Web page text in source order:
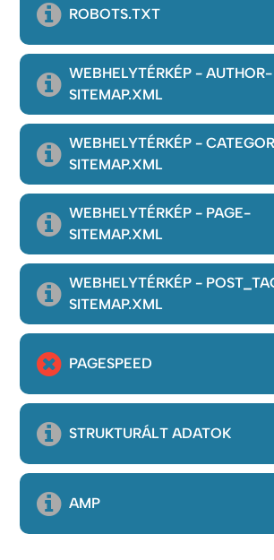
ROBOTS.TXT
WEBHELYTÉRKÉP - AUTHOR-
SITEMAP.XML
WEBHELYTÉRKÉP -
SITEMAP.XML
WEBHELYTÉRKÉP - PAGE-
SITEMAP.XML
WEBHELYTÉRKÉP -
SITEMAP.XML
PAGESPEED
STRUKTURÁLT ADATOK
AMP